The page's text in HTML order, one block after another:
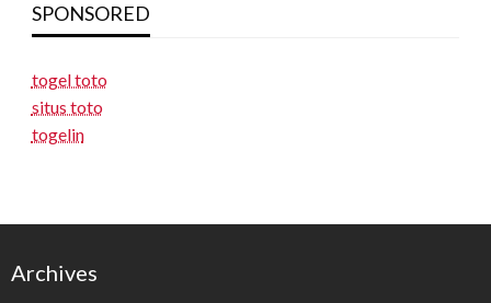
SPONSORED
togel toto
situs toto
togelin
Archives